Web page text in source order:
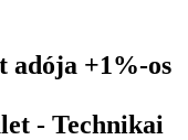
adója +1%-os
- Technikai